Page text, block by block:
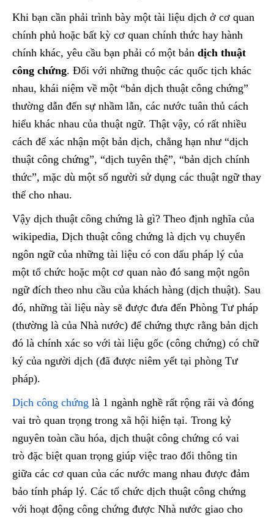
Khi bạn cần phải trình bày một tài liệu dịch ở cơ quan
chính phủ hoặc bất kỳ cơ quan chính thức hay hành
chính khác, yêu cầu bạn phải có một bản dịch thuật
công chứng. Đối với những thuộc các quốc tịch khác
nhau, khái niệm về một “bản dịch thuật công chứng”
thường dẫn đến sự nhầm lẫn, các nước tuân thủ cách
hiểu khác nhau của thuật ngữ. Thật vậy, có rất nhiều
cách để xác nhận một bản dịch, chẳng hạn như “dịch
thuật công chứng”, “dịch tuyên thệ”, “bản dịch chính
thức”, mặc dù một số người sử dụng các thuật ngữ thay
thế cho nhau.
Vậy dịch thuật công chứng là gì? Theo định nghĩa của
wikipedia, Dịch thuật công chứng là dịch vụ chuyển
ngôn ngữ của những tài liệu có con dấu pháp lý của
một tổ chức hoặc một cơ quan nào đó sang một ngôn
ngữ đích theo nhu cầu của khách hàng (dịch thuật). Sau
đó, những tài liệu này sẽ được đưa đến Phòng Tư pháp
(thường là của Nhà nước) để chứng thực rằng bản dịch
đó là chính xác so với tài liệu gốc (công chứng) có chữ
ký của người dịch (đã được niêm yết tại phòng Tư
pháp).
Dịch công chứng là 1 ngành nghề rất rộng rãi và đóng
vai trò quan trọng trong xã hội hiện tại. Trong kỷ
nguyên toàn cầu hóa, dịch thuật công chứng có vai
trò đặc biệt quan trọng giúp việc trao đổi thông tin
giữa các cơ quan của các nước mang nhau được đảm
bảo tính pháp lý. Các tổ chức dịch thuật công chứng
với hoạt động công chứng được Nhà nước giao cho